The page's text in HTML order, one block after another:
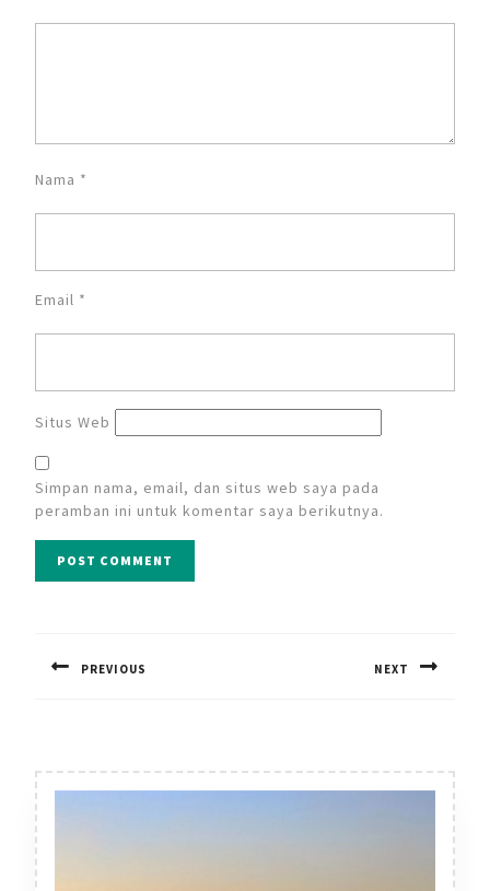
Nama *
Email *
Situs Web
Simpan nama, email, dan situs web saya pada
peramban ini untuk komentar saya berikutnya.
PREVIOUS NEXT